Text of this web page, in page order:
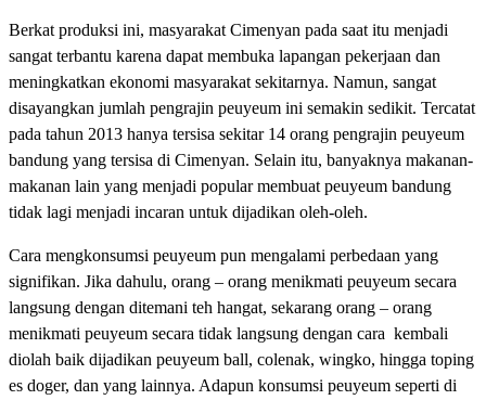
Berkat produksi ini, masyarakat Cimenyan pada saat itu menjadi
sangat terbantu karena dapat membuka lapangan pekerjaan dan
meningkatkan ekonomi masyarakat sekitarnya. Namun, sangat
disayangkan jumlah pengrajin peuyeum ini semakin sedikit. Tercatat
pada tahun 2013 hanya tersisa sekitar 14 orang pengrajin peuyeum
bandung yang tersisa di Cimenyan. Selain itu, banyaknya makanan-
makanan lain yang menjadi popular membuat peuyeum bandung
tidak lagi menjadi incaran untuk dijadikan oleh-oleh.
Cara mengkonsumsi peuyeum pun mengalami perbedaan yang
signifikan. Jika dahulu, orang – orang menikmati peuyeum secara
langsung dengan ditemani teh hangat, sekarang orang – orang
menikmati peuyeum secara tidak langsung dengan cara kembali
diolah baik dijadikan peuyeum ball, colenak, wingko, hingga toping
es doger, dan yang lainnya. Adapun konsumsi peuyeum seperti di